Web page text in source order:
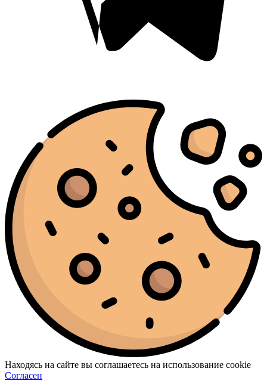
Находясь на сайте вы соглашаетесь на использование cookie
Согласен